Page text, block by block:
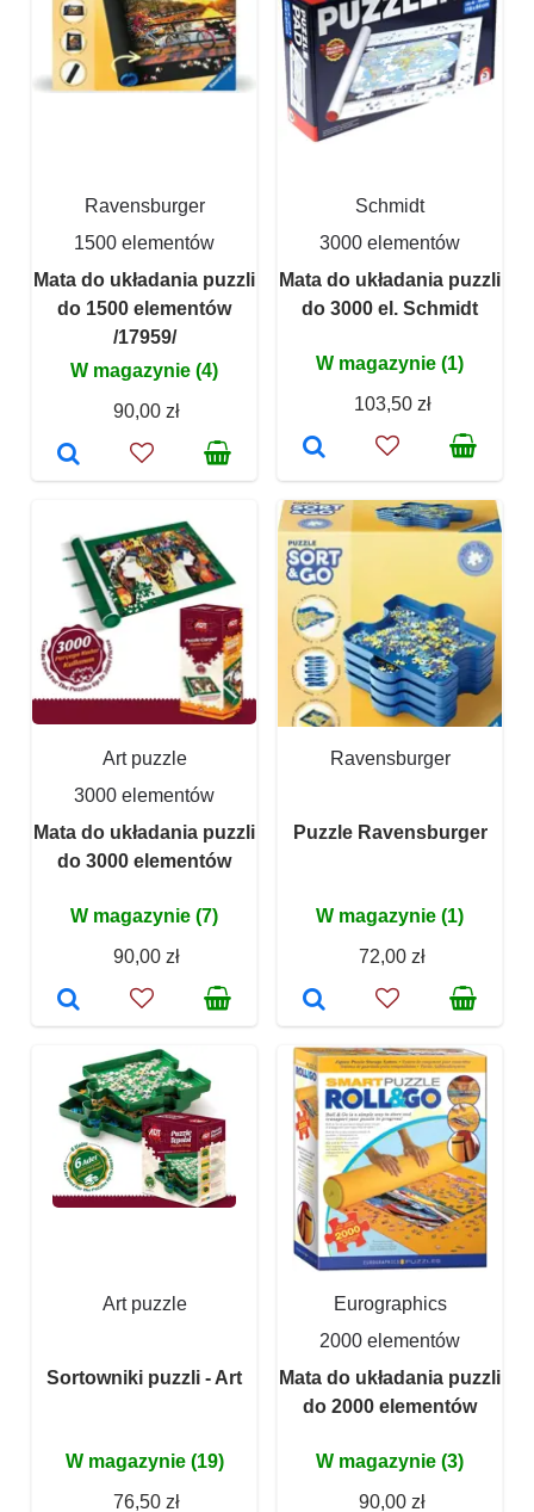
Ravensburger
1500 elementów
Mata do układania puzzli
do 1500 elementów
/17959/
W magazynie (4)
90,00 zł
Schmidt
3000 elementów
Mata do układania puzzli
do 3000 el. Schmidt
W magazynie (1)
103,50 zł
Art puzzle
3000 elementów
Mata do układania puzzli
do 3000 elementów
W magazynie (7)
90,00 zł
Ravensburger
Puzzle Ravensburger
W magazynie (1)
72,00 zł
Art puzzle
Sortowniki puzzli - Art
W magazynie (19)
76,50 zł
Eurographics
2000 elementów
Mata do układania puzzli
do 2000 elementów
W magazynie (3)
90,00 zł